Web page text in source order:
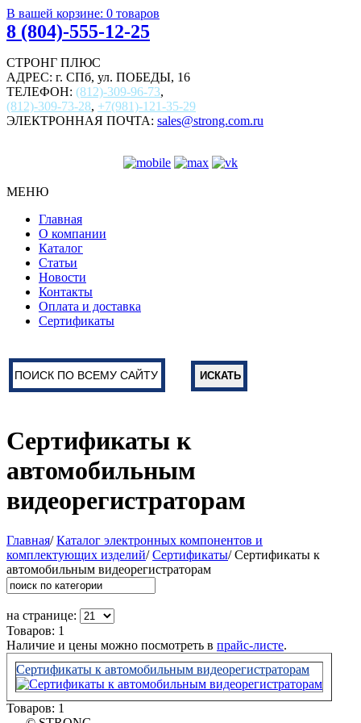
В вашей корзине: 0 товаров
8 (804)-555-12-25
СТРОНГ ПЛЮС
АДРЕС: г. СПб, ул. ПОБЕДЫ, 16
ТЕЛЕФОН: (812)-309-96-73,
(812)-309-73-28, +7(981)-121-35-29
ЭЛЕКТРОННАЯ ПОЧТА: sales@strong.com.ru
МЕНЮ
Главная
О компании
Каталог
Статьи
Новости
Контакты
Оплата и доставка
Сертификаты
Сертификаты к
автомобильным
видеорегистраторам
Главная/Каталог электронных компонентов и
комплектующих изделий/Сертификаты/ Сертификаты к
автомобильным видеорегистраторам
на странице:
Товаров: 1
Наличие и цены можно посмотреть в прайс-листе.
Сертификаты к автомобильным видеорегистраторам
Товаров: 1